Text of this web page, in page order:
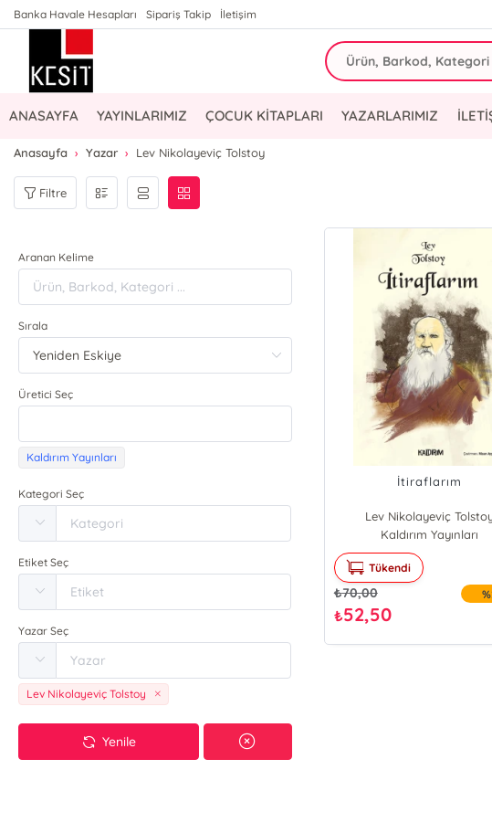
Banka Havale Hesapları Sipariş Takip İletişim
ANASAYFA YAYINLARIMIZ ÇOCUK KİTAPLARI YAZARLARIMIZ
Anasayfa Yazar Lev Nikolayeviç Tolstoy
Filtre
Aranan Kelime
Sırala
Üretici Seç
Kaldırım Yayınları
Kategori Seç
Etiket Seç
Yazar Seç
Lev Nikolayeviç Tolstoy
Yenile
İtiraflarım
Lev Nikolayeviç
Kaldırım Yayınları
Tükendi
₺70,00
₺52,50